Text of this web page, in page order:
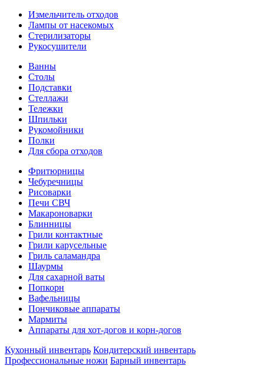
Измельчитель отходов
Лампы от насекомых
Стерилизаторы
Рукосушители
Ванны
Столы
Подставки
Стеллажи
Тележки
Шпильки
Рукомойники
Полки
Для сбора отходов
Фритюрницы
Чебуречницы
Рисоварки
Печи СВЧ
Макароноварки
Блинницы
Грили контактные
Грили карусельные
Гриль саламандра
Шаурмы
Для сахарной ваты
Попкорн
Вафельницы
Пончиковые аппараты
Мармиты
Аппараты для хот-догов и корн-догов
Кухонный инвентарь Кондитерский инвентарь
Профессиональные ножи Барный инвентарь